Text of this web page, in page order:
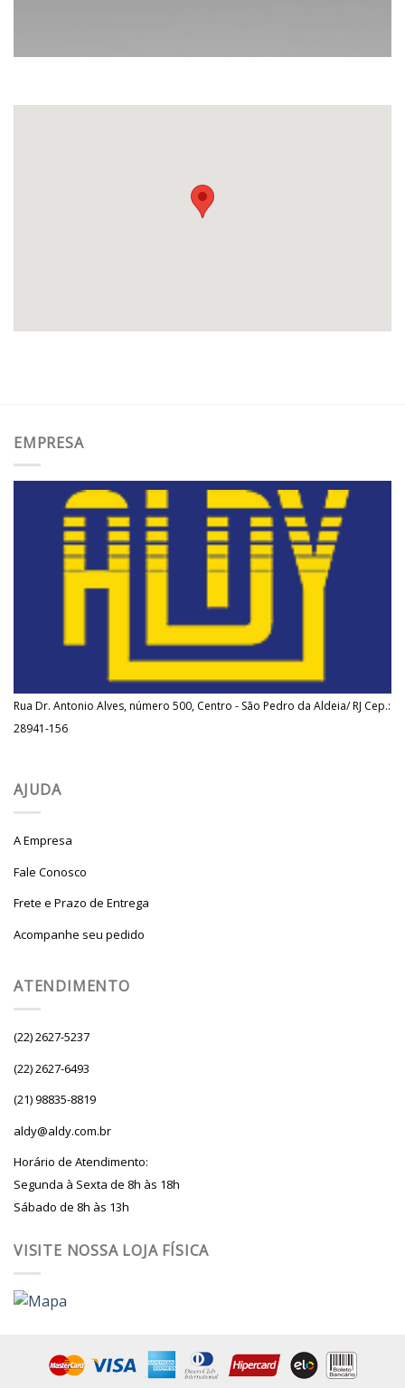
EMPRESA
Rua Dr. Antonio Alves, número 500, Centro - São Pedro da Aldeia/ RJ Cep.:
28941-156
AJUDA
A Empresa
Fale Conosco
Frete e Prazo de Entrega
Acompanhe seu pedido
ATENDIMENTO
(22) 2627-5237
(22) 2627-6493
(21) 98835-8819
aldy@aldy.com.br
Horário de Atendimento:
Segunda à Sexta de 8h às 18h
Sábado de 8h às 13h
VISITE NOSSA LOJA FÍSICA